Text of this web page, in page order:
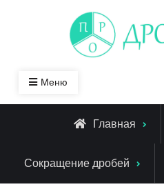
Меню
Главная
Сокращение дробей